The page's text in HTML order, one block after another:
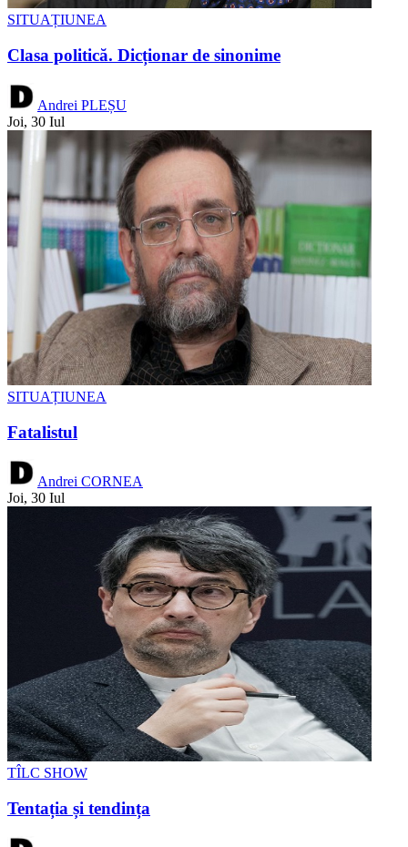
SITUAȚIUNEA
Clasa politică. Dicționar de sinonime
Andrei PLEȘU
Joi, 30 Iul
SITUAȚIUNEA
Fatalistul
Andrei CORNEA
Joi, 30 Iul
TÎLC SHOW
Tentația și tendința